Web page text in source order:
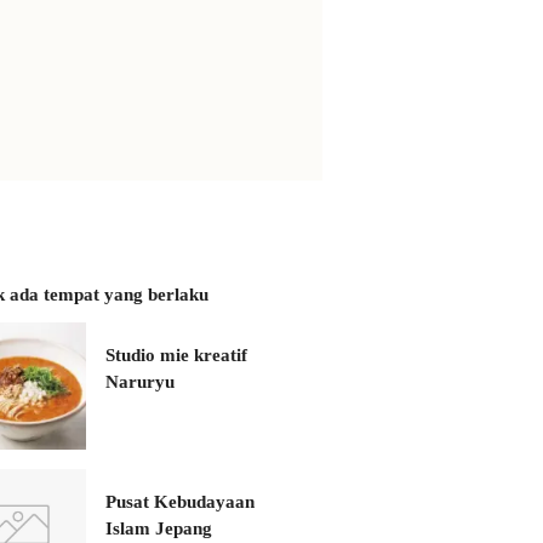
ada tempat yang berlaku
Studio mie kreatif
Naruryu
Pusat Kebudayaan
Islam Jepang